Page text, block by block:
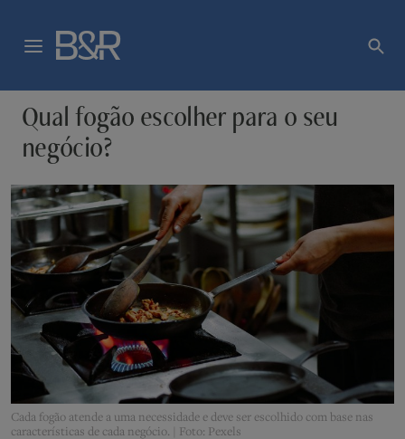
Qual fogão escolher para o seu
negócio?
Cada fogão atende a uma necessidade e deve ser escolhido com base nas
características de cada negócio. | Foto: Pexels